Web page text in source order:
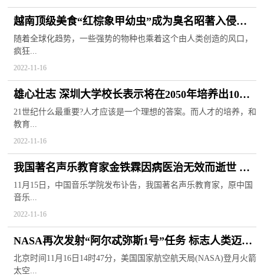
越南顶级美食“红棕象甲幼虫”成为臭名昭著入侵物
质 于南方泛滥成灾
随着全球化趋势，一些强势的物种也乘着这个由人类创造的风口，
疯狂...
2022-11-16
雄心壮志 深圳大学校长表示将在2050年培养出10位
马化腾级校友
21世纪什么最重要?人才应该是一个理想的答案。而人才的培养，和
教育...
2022-11-16
我国著名声乐教育家金铁霖因病医治无效而逝世 曾
培养出无数优秀学生
11月15日，中国音乐学院发布讣告，我国著名声乐教育家，原中国
音乐...
2022-11-16
NASA再次发射“阿尔忒弥斯1号”任务 标志人类迈出
重返月球第一步
北京时间11月16日14时47分，美国国家航空航天局(NASA)登月火箭
太空...